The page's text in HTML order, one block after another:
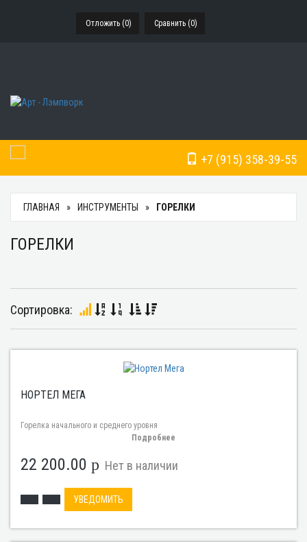
Отложить (0) Сравнить (0)
+7 (915) 358-39-55
Toggle Navigation
ГЛАВНАЯ ИНСТРУМЕНТЫ ГОРЕЛКИ
ГОРЕЛКИ
Сортировка:
НОРТЕЛ МЕГА
Горелка начального и среднего уровня
Подробнее
22 200.00 p Нет в наличии
УВЕДОМИТЬ